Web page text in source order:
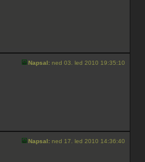
Napsal: ned 03. led 2010 19:35:10
Napsal: ned 17. led 2010 14:36:40